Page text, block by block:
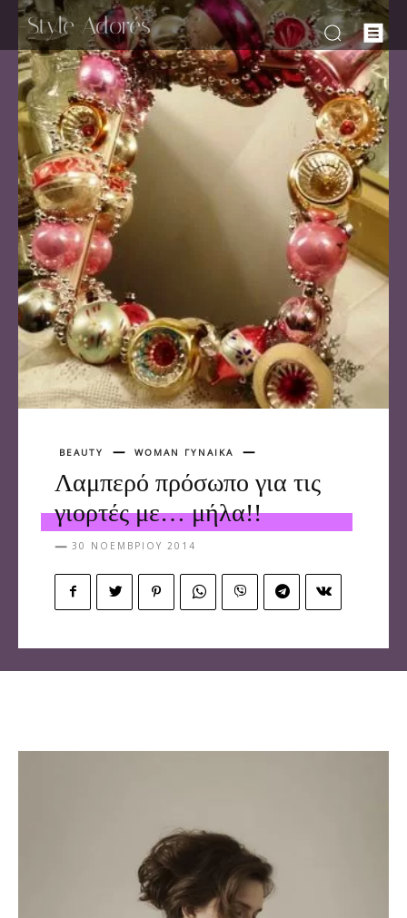
-Style Adorés
BEAUTY WOMAN ΓΥΝΑΙΚΑ
Λαμπερό πρόσωπο για τις
γιορτές με… μήλα!!
30 ΝΟΕΜΒΡΊΟΥ 2014